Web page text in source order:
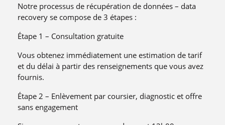
Notre processus de récupération de données – data
recovery se compose de 3 étapes :
Étape 1 – Consultation gratuite
Vous obtenez immédiatement une estimation de tarif
et du délai à partir des renseignements que vous avez
fournis.
Étape 2 – Enlèvement par coursier, diagnostic et offre
sans engagement